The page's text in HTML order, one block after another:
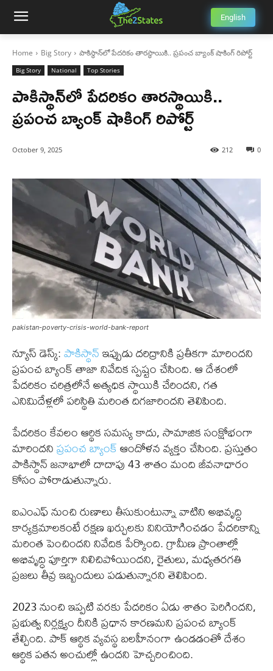
English
Home Big Story పాకిస్థాన్‌లో పేదరికం తారస్థాయికి.. ప్రపంచ బ్యాంక్ షాకింగ్ రిపోర్ట్
Big Story National Top Stories
పాకిస్థాన్‌లో పేదరికం తారస్థాయికి..
ప్రపంచ బ్యాంక్ షాకింగ్ రిపోర్ట్
October 9, 2025 0
212
pakistan-poverty-crisis-world-bank-report
న్యూస్ డెస్క్:పాకిస్థాన్ఇప్పుడు దరిద్రానికి ప్రతీకగా మారిందని
ప్రపంచ బ్యాంక్ తాజా నివేదిక స్పష్టం చేసింది. ఆ దేశంలో
పేదరికం చరిత్రలోనే అత్యధిక స్థాయికి చేరిందని, గత
ఎనిమిదేళ్లలో పరిస్థితి మరింత దిగజారిందని తెలిపింది.
పేదరికం కేవలం ఆర్థిక సమస్య కాదు, సామాజిక సంక్షోభంగా
మారిందనిప్రపంచ బ్యాంక్ఆందోళన వ్యక్తం చేసింది. ప్రస్తుతం
పాకిస్థాన్ జనాభాలో దాదాపు 43 శాతం మంది జీవనాధారం
కోసం పోరాడుతున్నారు.
ఐఎంఎఫ్‌ నుంచి రుణాలు తీసుకుంటున్నా వాటిని అభివృద్ధి
కార్యక్రమాలకంటే రక్షణ ఖర్చులకు వినియోగించడం పేదరికాన్ని
మరింత పెంచిందని నివేదిక పేర్కొంది. గ్రామీణ ప్రాంతాల్లో
అభివృద్ధి పూర్తిగా నిలిచిపోయిందని, రైతులు, మధ్యతరగతి
ప్రజలు తీవ్ర ఇబ్బందులు పడుతున్నారని తెలిపింది.
2023 నుంచి ఇప్పటి వరకు పేదరికం ఏడు శాతం పెరిగిందని,
ప్రభుత్వ నిర్లక్ష్యం దీనికి ప్రధాన కారణమని ప్రపంచ బ్యాంక్
తేల్చింది. పాక్ ఆర్థిక వ్యవస్థ బలహీనంగా ఉండడంతో దేశం
ఆర్థిక పతన అంచుల్లో ఉందని హెచ్చరించింది.